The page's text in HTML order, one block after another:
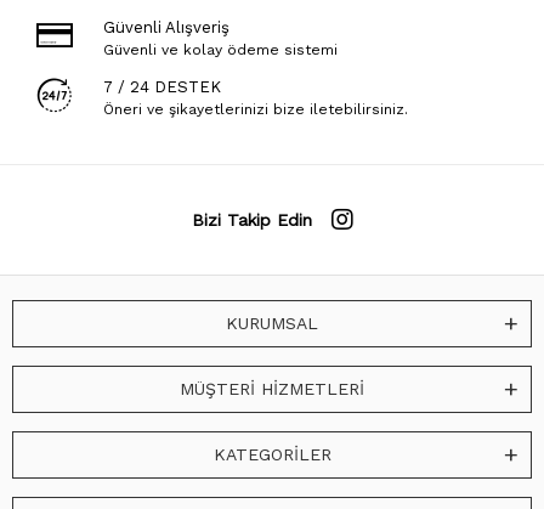
Güvenli Alışveriş
Güvenli ve kolay ödeme sistemi
7 / 24 DESTEK
Öneri ve şikayetlerinizi bize iletebilirsiniz.
Bizi Takip Edin
KURUMSAL
MÜŞTERİ HİZMETLERİ
KATEGORİLER